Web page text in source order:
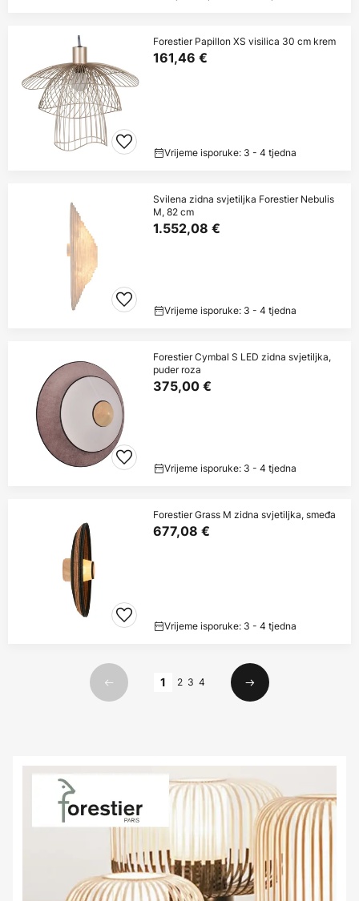
Forestier Papillon XS visilica 30 cm krem
161,46 €
Vrijeme isporuke: 3 - 4 tjedna
Svilena zidna svjetiljka Forestier Nebulis
M, 82 cm
1.552,08 €
Vrijeme isporuke: 3 - 4 tjedna
Forestier Cymbal S LED zidna svjetiljka,
puder roza
375,00 €
Vrijeme isporuke: 3 - 4 tjedna
Forestier Grass M zidna svjetiljka, smeđa
677,08 €
Vrijeme isporuke: 3 - 4 tjedna
Prethodno
1 2 3 4
Sljedeći